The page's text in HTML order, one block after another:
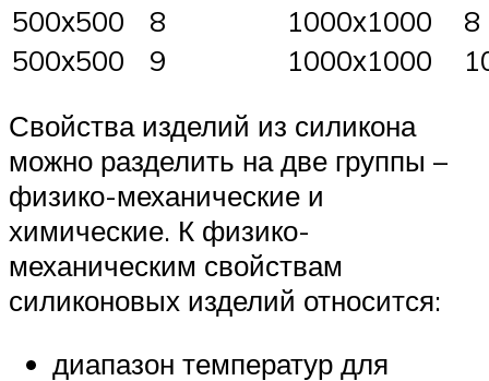
500х500
8 1000х1000
8
500х500
9 1000х1000
Свойства изделий из силикона
можно разделить на две группы –
физико-механические и
химические. К физико-
механическим свойствам
силиконовых изделий относится:
диапазон температур для